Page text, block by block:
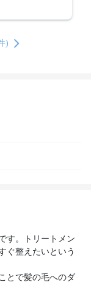
)
す。トリートメン
ぐ整えたいという
とで髪の毛へのダ